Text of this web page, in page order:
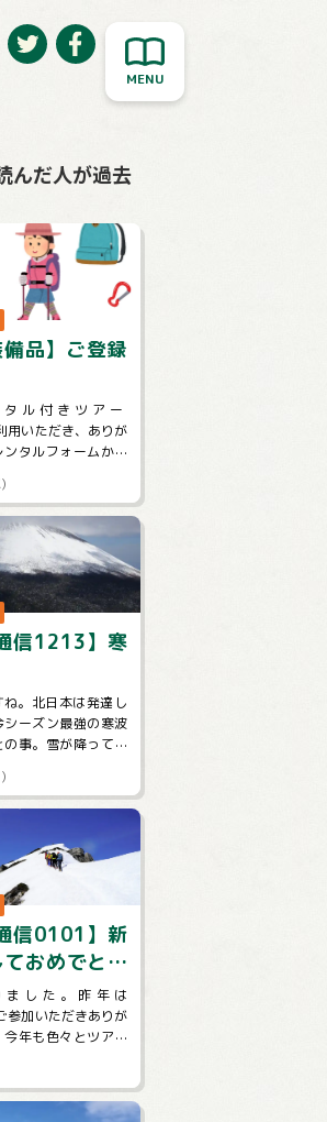
んだ人が過去
備品】ご登録
ル付きツアー
用いただき、ありが
タルフォームから
手順についてご説
。【注意事項】★
信1213】寒
。北日本は発達し
ーズン最強の寒波
事。雪が降ってく
吹雪とかはちょっ
えるようですので
信0101】新
おめでとう
ました。昨年は
参加いただきありが
年も色々とツアー
加をお待ちしてお
を...